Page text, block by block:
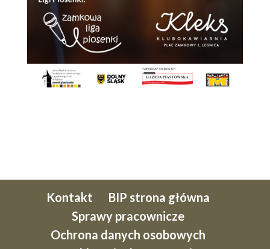
Kontakt
BIP strona główna
Sprawy pracownicze
Ochrona danych osobowych